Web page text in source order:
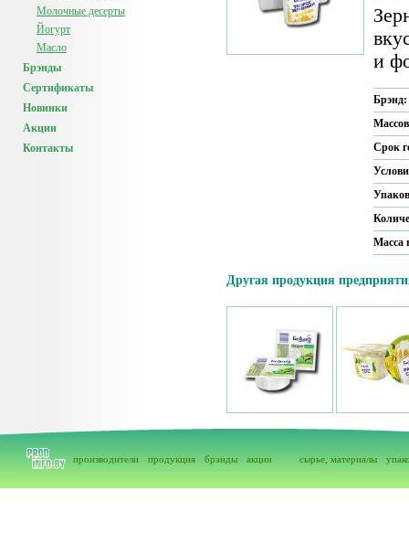
Молочные десерты
Йогурт
Масло
Брэнды
Сертификаты
Новинки
Акции
Контакты
и
Брэнд:
Срок
Масса
Другая продукция
производители продукция брэнды акции сырье, материалы